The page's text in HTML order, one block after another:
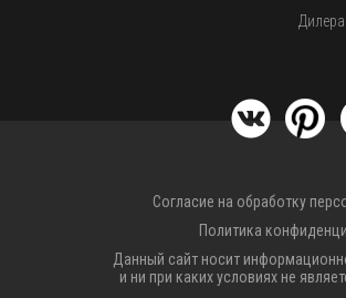
Согласие на обработку
Политика
Данный сайт носит
и ни при каких условиях не